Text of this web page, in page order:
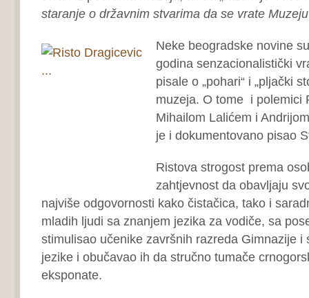
staranje o državnim stvarima da se vrate
Neke beogradske novine
godina senzacionalistički
pisale o „pohari“ i „pljački
muzeja. O tome i polemici
Mihailom Lalićem i
je i dokumentovano pisao
Ristova strogost prema
zahtjevnost da obavljaju
najviše odgovornosti kako čistačica, tako i
mladih ljudi sa znanjem jezika za vodiče, sa
stimulisao učenike završnih razreda Gimnazije i
jezike i obučavao ih da stručno tumače
eksponate.